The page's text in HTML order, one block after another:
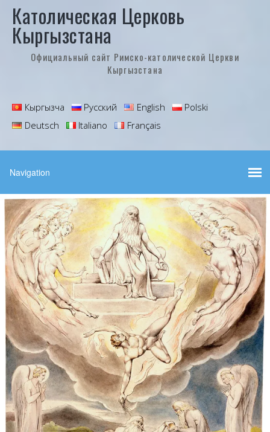
Католическая Церковь
Кыргызстана
Официальный сайт Римско-католической Церкви
Кыргызстана
Кыргызча Русский English
Polski
Deutsch
Italiano Français